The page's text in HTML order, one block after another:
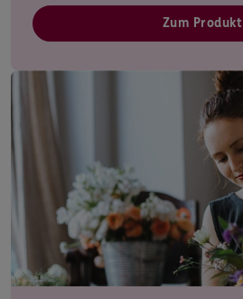
Zum Produkt